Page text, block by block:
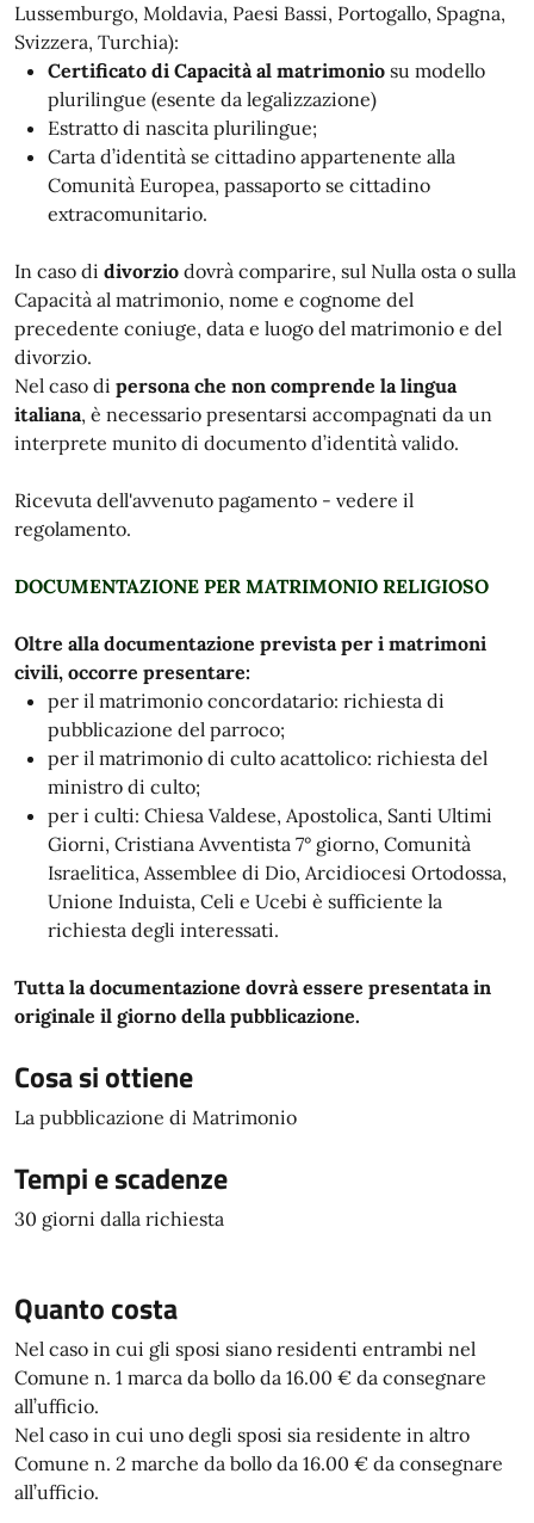
Lussemburgo, Moldavia, Paesi Bassi, Portogallo, Spagna,
Svizzera, Turchia):
Certificato di Capacità al matrimonio su modello
plurilingue (esente da legalizzazione)
Estratto di nascita plurilingue;
Carta d’identità se cittadino appartenente alla
Comunità Europea, passaporto se cittadino
extracomunitario.
In caso di divorzio dovrà comparire, sul Nulla osta o sulla
Capacità al matrimonio, nome e cognome del
precedente coniuge, data e luogo del matrimonio e del
divorzio.
Nel caso di persona che non comprende la lingua
italiana, è necessario presentarsi accompagnati da un
interprete munito di documento d’identità valido.
Ricevuta dell'avvenuto pagamento - vedere il
regolamento.
DOCUMENTAZIONE PER MATRIMONIO RELIGIOSO
Oltre alla documentazione prevista per i matrimoni
civili, occorre presentare:
per il matrimonio concordatario: richiesta di
pubblicazione del parroco;
per il matrimonio di culto acattolico: richiesta del
ministro di culto;
per i culti: Chiesa Valdese, Apostolica, Santi Ultimi
Giorni, Cristiana Avventista 7° giorno, Comunità
Israelitica, Assemblee di Dio, Arcidiocesi Ortodossa,
Unione Induista, Celi e Ucebi è sufficiente la
richiesta degli interessati.
Tutta la documentazione dovrà essere presentata in
originale il giorno della pubblicazione.
Cosa si ottiene
La pubblicazione di Matrimonio
Tempi e scadenze
30 giorni dalla richiesta
Quanto costa
Nel caso in cui gli sposi siano residenti entrambi nel
Comune n. 1 marca da bollo da 16.00 € da consegnare
all’ufficio.
Nel caso in cui uno degli sposi sia residente in altro
Comune n. 2 marche da bollo da 16.00 € da consegnare
all’ufficio.